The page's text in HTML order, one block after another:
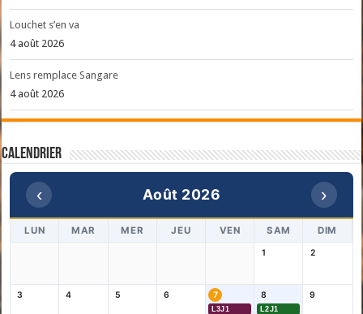
Louchet s’en va
4 août 2026
Lens remplace Sangare
4 août 2026
Calendrier
‹ Août 2026 ›
LUN MAR MER JEU VEN SAM DIM
1 2
3 4 5 6 7
L3J1
8
L2J1
9